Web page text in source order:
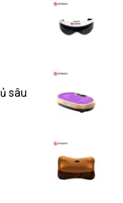
sâu